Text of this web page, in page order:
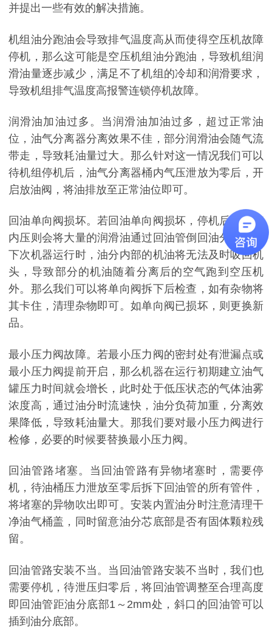
并提出一些有效的解决措施。
机组油分跑油会导致排气温度高从而使得空压机故障
停机，那么这可能是空压机组油分跑油，导致机组润
滑油量逐步减少，满足不了机组的冷却和润滑要求，
导致机组排气温度高报警连锁停机故障。
润滑油加油过多。当润滑油加油过多，超过正常油
位，油气分离器分离效果不佳，部分润滑油会随气流
带走，导致耗油量过大。那么针对这一情况我们可以
待机组停机后，油气分离器桶内气压泄放为零后，开
启放油阀，将油排放至正常油位即可。
回油单向阀损坏。若回油单向阀损坏，停机后油分罐
内压则会将大量的润滑油通过回油管倒回油分内部，
下次机器运行时，油分内部的机油将无法及时吸回机
头，导致部分的机油随着分离后的空气跑到空压机
外。那么我们可以将单向阀拆下后检查，如有杂物将
其卡住，清理杂物即可。如单向阀已损坏，则更换新
品。
最小压力阀故障。若最小压力阀的密封处有泄漏点或
最小压力阀提前开启，那么机器在运行初期建立油气
罐压力时间就会增长，此时处于低压状态的气体油雾
浓度高，通过油分时流速快，油分负荷加重，分离效
果降低，导致耗油量大。那我们要对最小压力阀进行
检修，必要的时候要替换最小压力阀。
回油管路堵塞。当回油管路有异物堵塞时，需要停
机，待油桶压力泄放至零后拆下回油管的所有管件，
将堵塞的异物吹出即可。安装内置油分时注意清理干
净油气桶盖，同时留意油分芯底部是否有固体颗粒残
留。
回油管路安装不当。当回油管路安装不当时，我们也
需要停机，待泄压归零后，将回油管调整至合理高度
即回油管距油分底部1～2mm处，斜口的回油管可以
插到油分底部。